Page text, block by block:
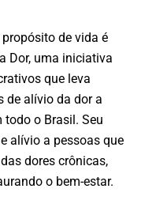
de vida é
Dor, uma iniciativa
que leva
de alívio da dor a
o Brasil. Seu
alívio a pessoas que
dores crônicas,
o bem-estar.